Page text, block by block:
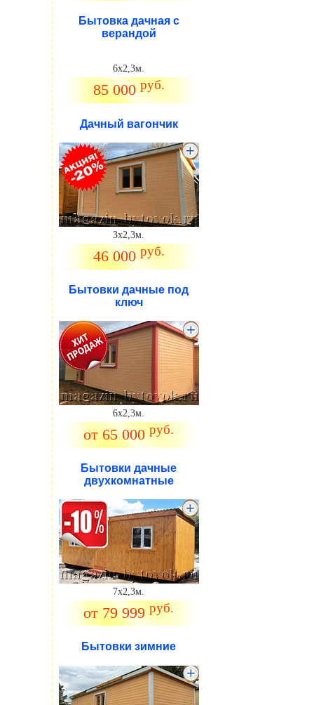
Бытовка дачная с
верандой
6х2,3м.
85 000руб.
Дачный вагончик
.
3х2,3м.
46 000руб.
Бытовки дачные под
ключ
.
6х2,3м.
от 65 000руб.
Бытовки дачные
двухкомнатные
.
7х2,3м.
от 79 999руб.
Бытовки зимние